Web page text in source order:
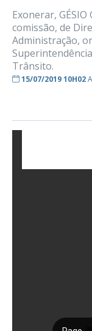
Exonerar, GÉSIO
comissão, de
Administração,
Trânsito.
15/07/2019 10H02